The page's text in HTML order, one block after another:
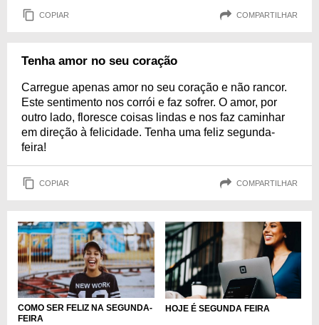
COPIAR COMPARTILHAR
Tenha amor no seu coração
Carregue apenas amor no seu coração e não rancor.
Este sentimento nos corrói e faz sofrer. O amor, por
outro lado, floresce coisas lindas e nos faz caminhar
em direção à felicidade. Tenha uma feliz segunda-
feira!
COPIAR COMPARTILHAR
COMO SER FELIZ NA SEGUNDA-
FEIRA
HOJE É SEGUNDA FEIRA